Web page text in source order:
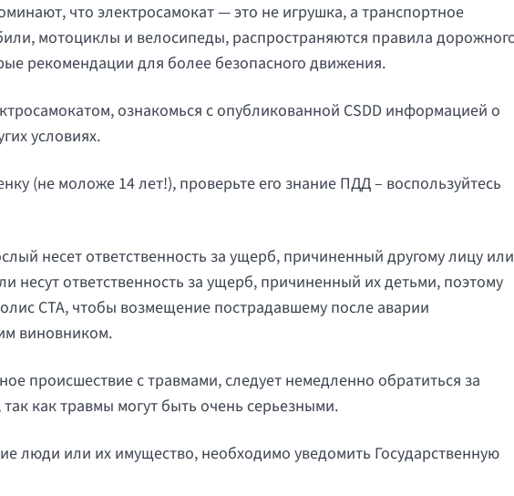
что электросамокат — это не игрушка, а транспортное
мотоциклы и велосипеды, распространяются правила
рекомендации для более безопасного движения.
ознакомься с опубликованной CSDD информацией о
условиях.
(не моложе 14 лет!), проверьте его знание ПДД – воспользуйтесь
несет ответственность за ущерб, причиненный другому лицу или
несут ответственность за ущерб, причиненный их детьми, поэтому
CTA, чтобы возмещение пострадавшему после аварии
виновником.
происшествие с травмами, следует немедленно обратиться за
как травмы могут быть очень серьезными.
люди или их имущество, необходимо уведомить Государственную